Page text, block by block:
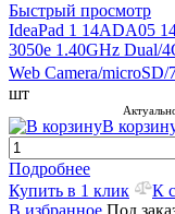
Быстрый просмотр
IdeaPad 1 14ADA05
3050e 1.40GHz Dual/
Web Camera/
шт
В
Подробнее
Купить в 1 клик
К